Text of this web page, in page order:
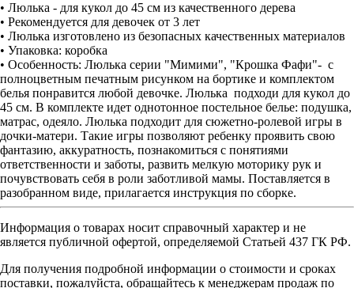
• Люлька - для кукол до 45 см из качественного дерева
• Рекомендуется для девочек от 3 лет
• Люлька изготовлено из безопасных качественных материалов
• Упаковка: коробка
• Особенность: Люлька серии "Мимими", "Крошка Фафи"- с
полноцветным печатным рисунком на бортике и комплектом
белья понравится любой девочке. Люлька подходи для кукол до
45 см. В комплекте идет однотонное постельное белье: подушка,
матрас, одеяло. Люлька подходит для сюжетно-ролевой игры в
дочки-матери. Такие игры позволяют ребенку проявить свою
фантазию, аккуратность, познакомиться с понятиями
ответственности и заботы, развить мелкую моторику рук и
почувствовать себя в роли заботливой мамы. Поставляется в
разобранном виде, прилагается инструкция по сборке.
Информация о товарах носит справочный характер и не
является публичной офертой, определяемой Статьей 437 ГК РФ.
Для получения подробной информации о стоимости и сроках
поставки, пожалуйста, обращайтесь к менеджерам продаж по